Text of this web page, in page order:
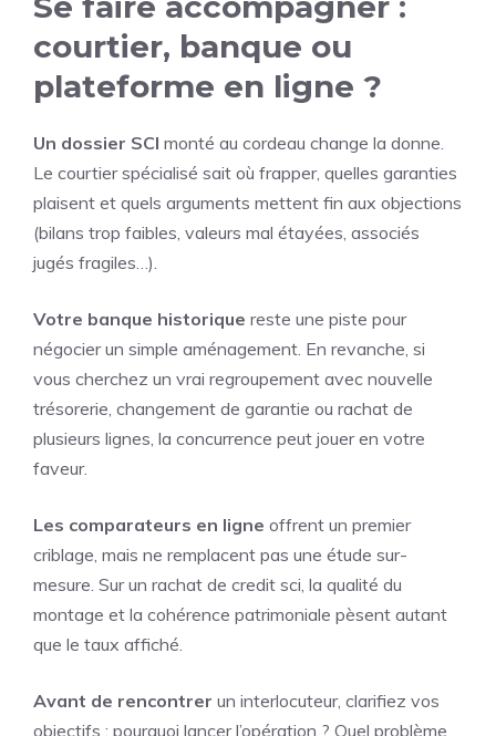
courtier, banque ou
plateforme en ligne ?
Un dossier SCI monté au cordeau change la donne.
Le courtier spécialisé sait où frapper, quelles garanties
plaisent et quels arguments mettent fin aux objections
(bilans trop faibles, valeurs mal étayées, associés
jugés fragiles…).
Votre banque historique reste une piste pour
négocier un simple aménagement. En revanche, si
vous cherchez un vrai regroupement avec nouvelle
trésorerie, changement de garantie ou rachat de
plusieurs lignes, la concurrence peut jouer en votre
faveur.
Les comparateurs en ligne offrent un premier
criblage, mais ne remplacent pas une étude sur-
mesure. Sur un rachat de credit sci, la qualité du
montage et la cohérence patrimoniale pèsent autant
que le taux affiché.
Avant de rencontrer un interlocuteur, clarifiez vos
objectifs : pourquoi lancer l’opération ? Quel problème